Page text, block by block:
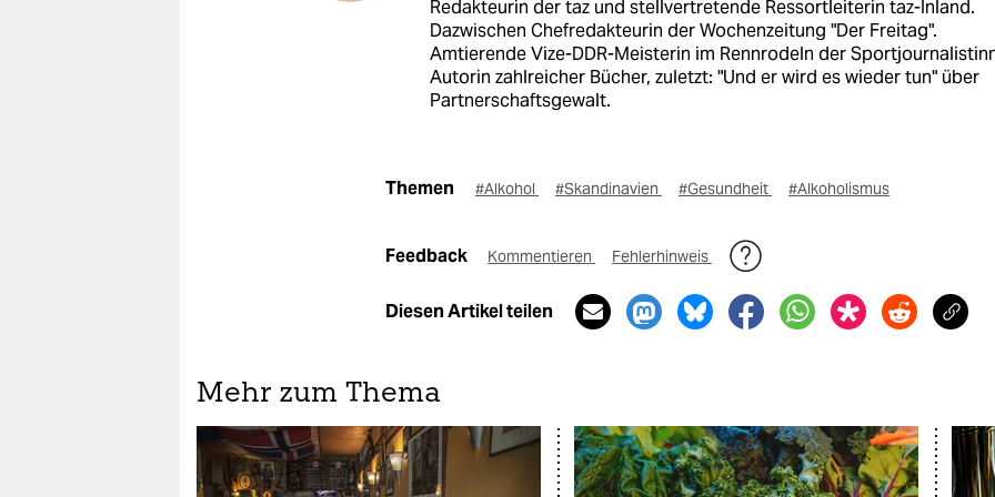
Redakteurin der taz und stellvertretende Ressortleiterin taz-Inland.
Dazwischen Chefredakteurin der Wochenzeitung "Der Freitag".
Amtierende Vize-DDR-Meisterin im Rennrodeln der
Autorin zahlreicher Bücher, zuletzt: "Und er wird es wieder tun" über
Partnerschaftsgewalt.
Themen #Alkohol #Skandinavien #Gesundheit #Alkoholismus
Feedback Kommentieren Fehlerhinweis
Diesen Artikel teilen
Mehr zum Thema